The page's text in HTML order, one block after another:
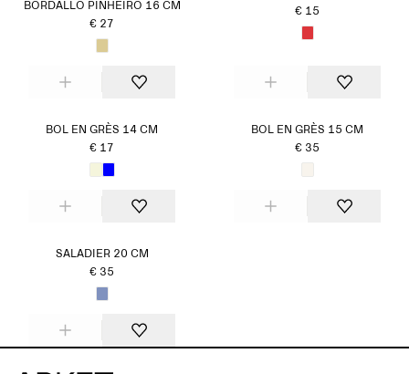
BORDALLO PINHEIRO 16 CM
€ 27
€ 15
BOL EN GRÈS 14 CM
€ 17
BOL EN GRÈS 15 CM
€ 35
SALADIER 20 CM
€ 35